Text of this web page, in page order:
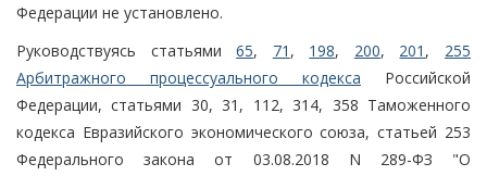
Федерации не установлено.
Руководствуясь статьями65, 71 , 198, 200, 201 , 255
Арбитражного процессуального кодекса Российской
Федерации, статьями 30, 31, 112, 314, 358 Таможенного
кодекса Евразийского экономического союза, статьей 253
Федерального закона от 03.08.2018 N 289-ФЗ "О